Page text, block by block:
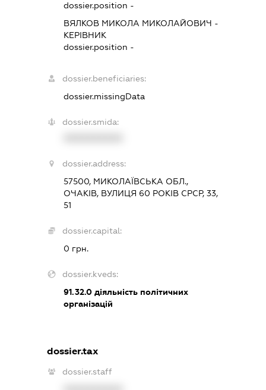
dossier.position -
ВЯЛКОВ МИКОЛА МИКОЛАЙОВИЧ -
КЕРІВНИК
dossier.position -
dossier.beneficiaries:
dossier.missingData
dossier.smida:
dossier.address:
57500, МИКОЛАЇВСЬКА ОБЛ.,
ОЧАКІВ, ВУЛИЦЯ 60 РОКІВ СРСР, 33,
51
dossier.capital:
0 грн.
dossier.kveds:
91.32.0 діяльність політичних
організацій
dossier.tax
dossier.staff